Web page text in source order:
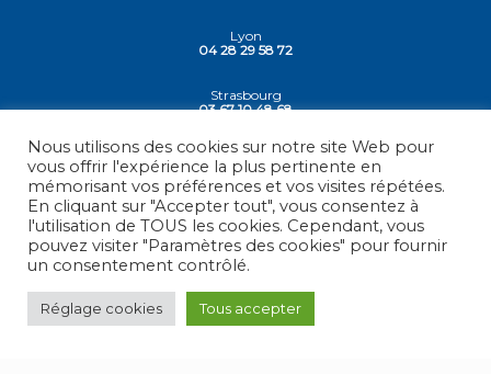
Lyon
04 28 29 58 72
Strasbourg
03 67 10 48 68
Siege - Vesoul
03 84 78 30 30
© 2026 -RBS - France
Mentions légales
Nous utilisons des cookies sur notre site Web pour
vous offrir l'expérience la plus pertinente en
mémorisant vos préférences et vos visites répétées.
En cliquant sur "Accepter tout", vous consentez à
l'utilisation de TOUS les cookies. Cependant, vous
pouvez visiter "Paramètres des cookies" pour fournir
un consentement contrôlé.
Réglage cookies Tous accepter